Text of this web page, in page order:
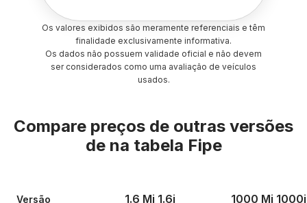
Os valores exibidos são meramente referenciais e têm
finalidade exclusivamente informativa.
Os dados não possuem validade oficial e não devem
ser considerados como uma avaliação de veículos
usados.
Compare preços de outras versões
de na tabela Fipe
Versão 1.6 Mi 1.6i 1000 Mi 1000i